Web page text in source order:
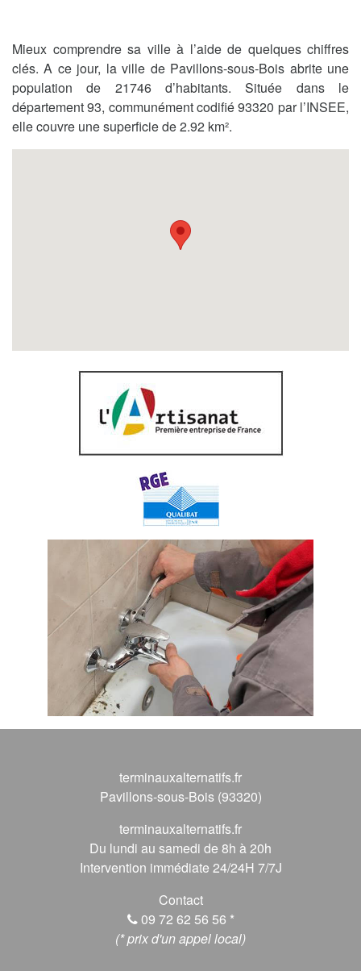
Mieux comprendre sa ville à l’aide de quelques chiffres
clés. A ce jour, la ville de Pavillons-sous-Bois abrite une
population de 21746 d’habitants. Située dans le
département 93, communément codifié 93320 par l’INSEE,
elle couvre une superficie de 2.92 km².
terminauxalternatifs.fr
Pavillons-sous-Bois (93320)
terminauxalternatifs.fr
Du lundi au samedi de 8h à 20h
Intervention immédiate 24/24H 7/7J
Contact
09 72 62 56 56 *
(* prix d'un appel local)